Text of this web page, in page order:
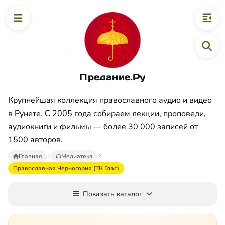
Предание.Ру
Крупнейшая коллекция православного аудио и видео
в Рунете. С 2005 года собираем лекции, проповеди,
аудиокниги и фильмы — более 30 000 записей от
1500 авторов.
Главная
Медиатека
Православная Черногория (ТК Глас)
Показать каталог